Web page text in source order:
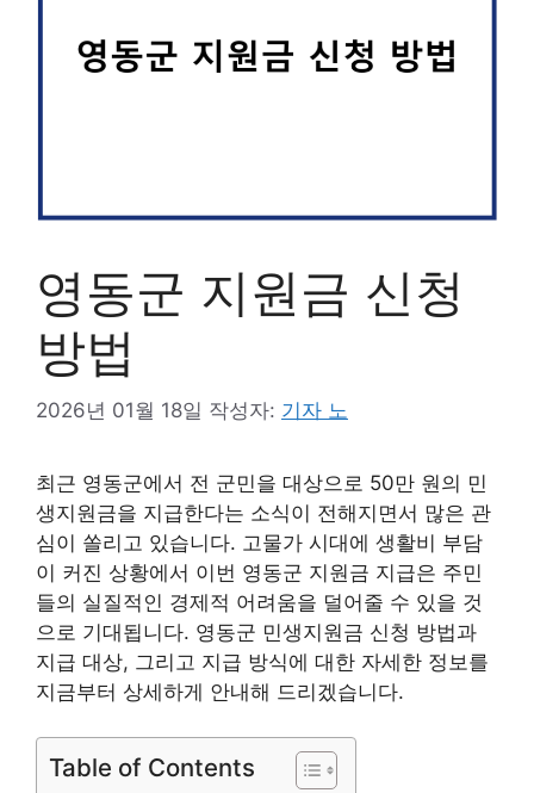
영동군 지원금 신청
방법
2026년 01월 18일 작성자: 기자 노
최근 영동군에서 전 군민을 대상으로 50만 원의 민
생지원금을 지급한다는 소식이 전해지면서 많은 관
심이 쏠리고 있습니다. 고물가 시대에 생활비 부담
이 커진 상황에서 이번 영동군 지원금 지급은 주민
들의 실질적인 경제적 어려움을 덜어줄 수 있을 것
으로 기대됩니다. 영동군 민생지원금 신청 방법과
지급 대상, 그리고 지급 방식에 대한 자세한 정보를
지금부터 상세하게 안내해 드리겠습니다.
Table of Contents